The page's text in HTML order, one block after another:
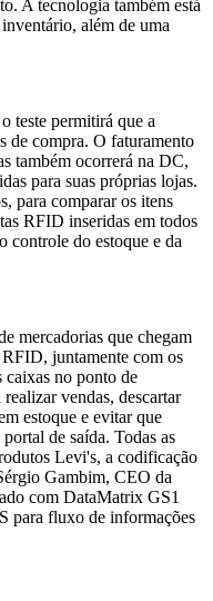
A tecnologia também está
além de uma
teste permitirá que a
de compra. O faturamento
também ocorrerá na DC,
para suas próprias lojas.
para comparar os itens
RFID inseridas em todos
controle do estoque e da
mercadorias que chegam
juntamente com os
caixas no ponto de
vendas, descartar
estoque e evitar que
de saída. Todas as
Levi's, a codificação
Gambim, CEO da
com DataMatrix GS1
para fluxo de informações